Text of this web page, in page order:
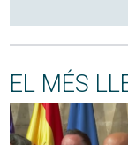
EL MÉS